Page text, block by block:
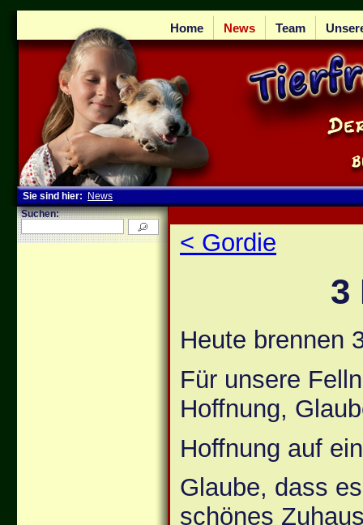
Home News Team
Sie sind hier:
News
Suchen:
< Gordie
3
Heute brennen
Für unsere
Hoffnung,
Hoffnung auf
Glaube, dass
schönes